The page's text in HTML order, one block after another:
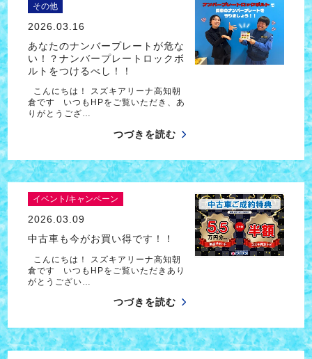
その他
2026.03.16
あなたのナンバープレートが危な
い！？ナンバープレートロックボ
ルトをつけるべし！！
こんにちは！ スズキアリーナ高知朝
倉です いつもHPをご覧いただき、あ
りがとうござ…
つづきを読む
イベント/キャンペーン
2026.03.09
中古車も今がお買い得です！！
こんにちは！ スズキアリーナ高知朝
倉です いつもHPをご覧いただきあり
がとうござい…
つづきを読む